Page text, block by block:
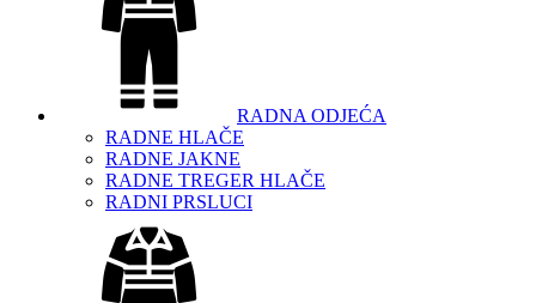
RADNA ODJEĆA
RADNE HLAČE
RADNE JAKNE
RADNE TREGER HLAČE
RADNI PRSLUCI